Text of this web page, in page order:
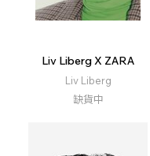
Liv Liberg X ZARA
Liv Liberg
缺貨中